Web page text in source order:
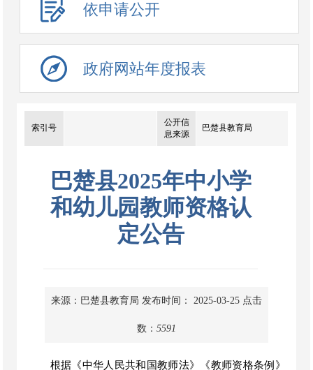
依申请公开
政府网站年度报表
索引号
公开信
息来源
巴楚县教育局
巴楚县2025年中小学
和幼儿园教师资格认
定公告
来源：巴楚县教育局 发布时间： 2025-03-25 点击
数： 5591
根据《中华人民共和国教师法》《教师资格条例》